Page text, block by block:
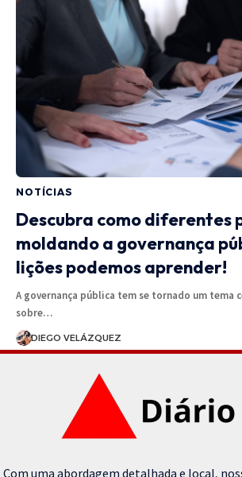
NOTÍCIAS
Descubra como diferentes
moldando a governança
lições podemos aprender!
A governança pública tem se tornado um tema
sobre…
DIEGO VELÁZQUEZ
Com uma abordagem detalhada e local,